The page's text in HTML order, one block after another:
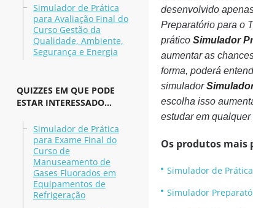
Simulador de Prática
para Avaliação Final do
Curso Gestão da
Qualidade, Ambiente,
Segurança e Energia
QUIZZES EM QUE PODE
ESTAR INTERESSADO...
Simulador de Prática
para Exame Final do
Curso de
Manuseamento de
Gases Fluorados em
Equipamentos de
Refrigeração
desenvolvido
Preparatório para o
prático Simulador
aumentar as
forma, poderá
simulador
escolha isso
estudar em qualquer
Os produtos mais
Simulador de
Simulador